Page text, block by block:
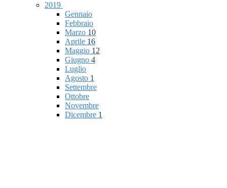
2019
Gennaio
Febbraio
Marzo 10
Aprile 16
Maggio 12
Giugno 4
Luglio
Agosto 1
Settembre
Ottobre
Novembre
Dicembre 1